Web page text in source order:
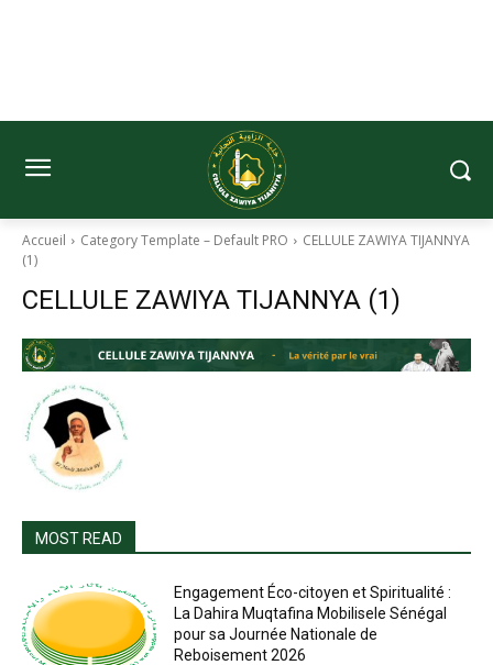
Accueil Category Template – Default PRO
CELLULE ZAWIYA TIJANNYA
(1)
CELLULE ZAWIYA TIJANNYA (1)
MOST READ
Engagement Éco-citoyen et Spiritualité :
La Dahira Muqtafina Mobilisele Sénégal
pour sa Journée Nationale de
Reboisement 2026